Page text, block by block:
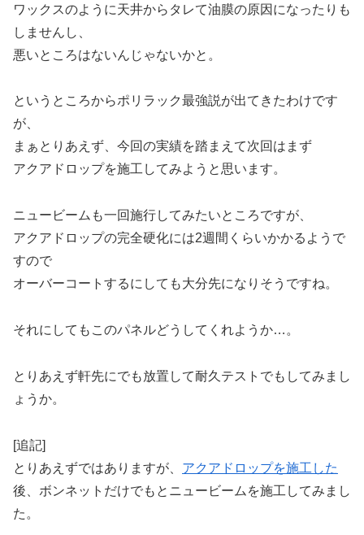
ワックスのように天井からタレて油膜の原因になったりも
しませんし、
悪いところはないんじゃないかと。
というところからポリラック最強説が出てきたわけです
が、
まぁとりあえず、今回の実績を踏まえて次回はまず
アクアドロップを施工してみようと思います。
ニュービームも一回施行してみたいところですが、
アクアドロップの完全硬化には2週間くらいかかるようで
すので
オーバーコートするにしても大分先になりそうですね。
それにしてもこのパネルどうしてくれようか…。
とりあえず軒先にでも放置して耐久テストでもしてみまし
ょうか。
[追記]
とりあえずではありますが、 アクアドロップを施工した
後、ボンネットだけでもとニュービームを施工してみまし
た。